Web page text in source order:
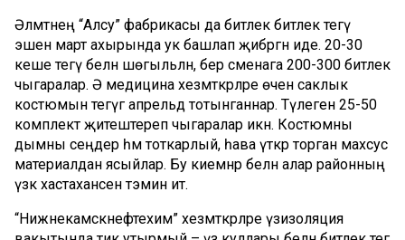
Әлмәтнең “Алсу” фабрикасы да битлек битлек тегү
эшен март ахырында ук башлап җибәргән иде. 20-30
кеше тегү белән шөгыльләнә, бер сменага 200-300 битлек
чыгаралар. Ә медицина хезмәткәрләре өчен саклык
костюмын тегүгә апрельдә тотынганнар. Тәүлегенә 25-50
комплект җитештереп чыгаралар икән. Костюмны
дымны сеңдерә һәм тоткарлый, һава үткәрә торган махсус
материалдан ясыйлар. Бу киемнәр белән алар районның
үзәк хастаханәсен тәэмин итә.
“Нижнекамскнефтехим” хезмәткәрләре үзизоляция